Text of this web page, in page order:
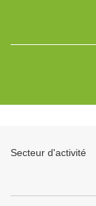
Secteur d'activité